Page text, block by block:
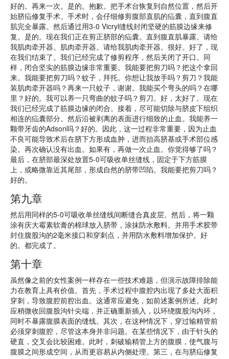
好的。再来一次。是的。抱歉。把手术台恢复到自然位置，然后开
始脐疝修复手术。手术时，会仔细修剪腹部直肌的疝囊，直到腹直
肌完全暴露。然后通过用3-0 Vicryl缝线封闭坚硬的筋膜边缘来修
复。是的。现在我们正在剪正脐部的疝囊。直到腹直肌暴露。请给
我肌肉牵开器。肌肉牵开器。请给我肌肉牵开器。很好。好了，现
在我们结束了。我们已经完成了修剪程序，然后关闭了开口。同
样，闭合坚实的筋膜边缘非常重要。我能要把剪刀吗？把这个拿回
来。我能要把剪刀吗？蚊子，拜托。你想让我放手吗？剪刀？我能
装肌肉牵开器吗？再来一只蚊子，谢谢。我能买个弯头的吗？在哪
里？好的。我可以养一只弯曲的蚊子吗？剪刀。好，太好了。现在
我们已经完成了筋膜边缘的闭合。接着，尽可能切除与脐皮下组织
相连的疝囊部分。然后沿被剥离的表面进行细致的止血。我能养一
颗带牙齿的Adson吗？好的。因此，这一过程非常重要，因为止血
不良可能导致术后在脐下方形成血肿，进而抬高脐基或手术部位感
染。再次确认没有出血。如果有，再做一次止血。你觉得够了吗？
最后，在脐部最深处放置5-0可吸收单丝缝线，固定于下方筋膜
上，或略微靠近其尾部，形成自然的脐带凹陷。我能要把剪刀吗？
好的。
第九章
然后用同样的5-0可吸收单丝缝线间断缝合真皮层。然后，将一颗
涂有庆大霉素软膏的棉球放入脐带，涂抹防水敷料。并用手术胶带
封住腹股沟的2毫米接口和穿刺点，并用防水敷料增加保护。好
的。都完成了。
第十章
虽然像之前的女性案例一样存在一些技术难题，但演示故障排除能
力在教育上具有价值。首先，手术过程中腹腔内出现了多处大面积
穿刺，导致腹腔前腔出血。这通常应避免，如前述案例所述。此时
应稍微收回腹股沟针尖端，并正确重新插入，以环绕腹股沟内环，
同时不暴露腹膜表面的缝线。其次，在这种情况下，穿过输精管前
必须穿刺腹腔，尽管这本身并非问题。在某些情况下，由于针头的
硬直，交叉会比较困难。此时，刺破输精管上方的腹膜，使气腹与
腹膜之间形成空间，从而更容易从内侧处理。第三，在与脐疝修复